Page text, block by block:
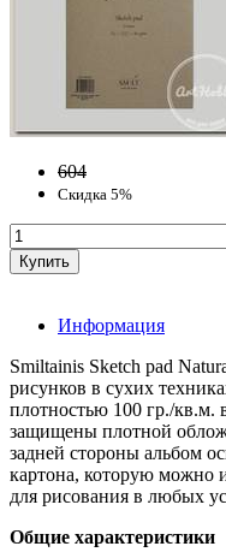
604
Скидка 5%
Информация
Smiltainis Sketch pad
рисунков в сухих
плотностью 100 гр./кв.м.
защищены плотной
задней стороны альбом
картона, которую можно
для рисования в любых
Общие характеристики